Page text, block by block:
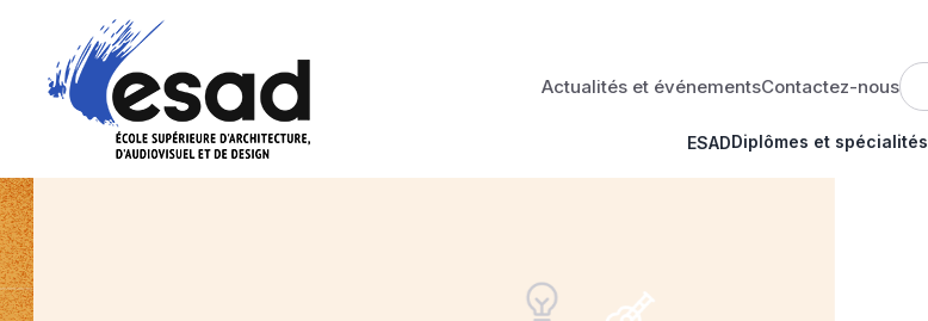
Actualités et événementsContactez-nous
ESADDiplômes et spécialités